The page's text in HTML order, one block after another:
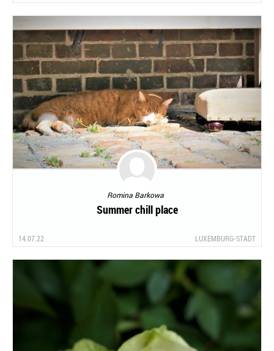
Romina Barkowa
Summer chill place
14.07.22 LUXEMBURG-STADT